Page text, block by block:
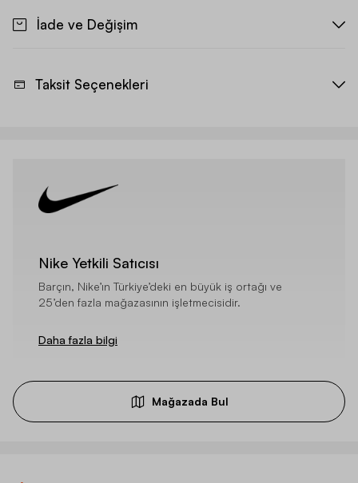
İade ve Değişim
Taksit Seçenekleri
Nike Yetkili Satıcısı
Barçın, Nike’ın Türkiye’deki en büyük iş ortağı ve
25’den fazla mağazasının işletmecisidir.
Daha fazla bilgi
Mağazada Bul